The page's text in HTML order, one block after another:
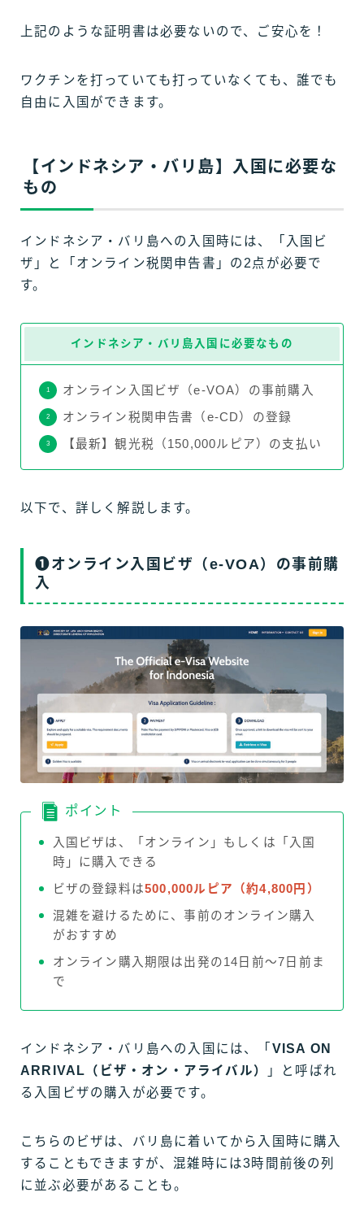
上記のような証明書は必要ないので、ご安心を！
ワクチンを打っていても打っていなくても、誰でも
自由に入国ができます。
【インドネシア・バリ島】入国に必要な
もの
インドネシア・バリ島への入国時には、「入国ビ
ザ」と「オンライン税関申告書」の2点が必要で
す。
インドネシア・バリ島入国に必要なもの
オンライン入国ビザ（e-VOA）の事前購入
オンライン税関申告書（e-CD）の登録
【最新】観光税（150,000ルピア）の支払い
以下で、詳しく解説します。
❶オンライン入国ビザ（e-VOA）の事前購
入
ポイント
入国ビザは、「オンライン」もしくは「入国
時」に購入できる
ビザの登録料は500,000ルピア（約4,800円）
混雑を避けるために、事前のオンライン購入
がおすすめ
オンライン購入期限は出発の14日前〜7日前ま
で
インドネシア・バリ島への入国には、「 VISA ON
ARRIVAL（ビザ・オン・アライバル）
」と呼ばれ
る入国ビザの購入が必要です。
こちらのビザは、バリ島に着いてから入国時に購入
することもできますが、混雑時には3時間前後の列
に並ぶ必要があることも。